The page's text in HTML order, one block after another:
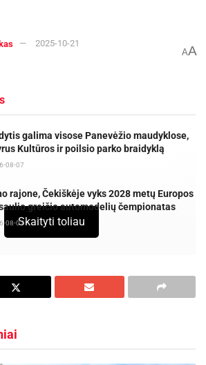
2025-10-21
AA
galima visose Panevėžio maudyklose,
Kultūros ir poilsio parko braidyklą
08-07
rajone, Čekiškėje vyks 2028 metų Europos
greičio automodelių čempionatas
08-07
rungtynes.
Lietuvos futbolo A
mače 2:0 nugalėjo
Skaityti toliau